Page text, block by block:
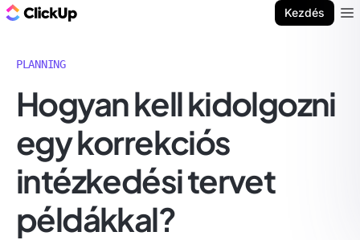
Kezdés
PLANNING
Hogyan kell kidolgozni
egy korrekciós
intézkedési tervet
példákkal?